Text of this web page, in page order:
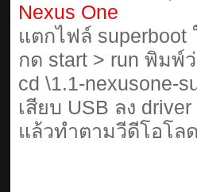
Nexus One
แตกไฟล์
กด start > run พิมพ์
cd \1.1-nexusone-
เสียบ USB ลง
แล้วทำตามวีดีโอโล